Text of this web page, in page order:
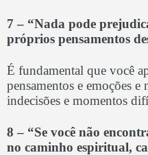
7 – “Nada pode
próprios pensamentos
É fundamental que você
pensamentos e emoções e
indecisões e momentos
8 – “Se você não
no caminho espiritual,